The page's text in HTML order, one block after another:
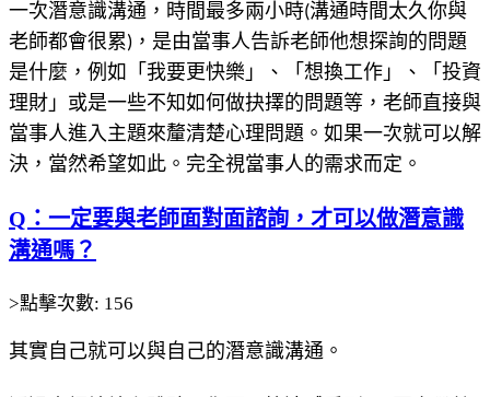
一次潛意識溝通，時間最多兩小時(溝通時間太久你與
老師都會很累)，是由當事人告訴老師他想探詢的問題
是什麼，例如「我要更快樂」、「想換工作」、「投資
理財」或是一些不知如何做抉擇的問題等，老師直接與
當事人進入主題來釐清楚心理問題。如果一次就可以解
決，當然希望如此。完全視當事人的需求而定。
Q：一定要與老師面對面諮詢，才可以做潛意識
溝通嗎？
>點擊次數: 156
其實自己就可以與自己的潛意識溝通。